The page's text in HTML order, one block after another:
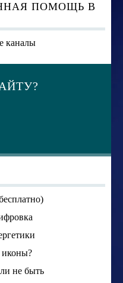
ПОМОЩЬ В
каналы
иконы?
не быть